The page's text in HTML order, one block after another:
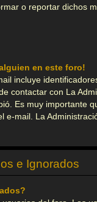
o reportar dichos
en este foro!
incluye
contactar con La
Es muy importante
e-mail. La
e Ignorados